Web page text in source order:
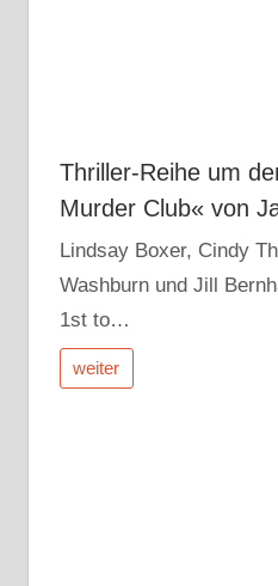
Thriller-Reihe um
Murder Club« von
Lindsay Boxer, Cindy
Washburn und Jill
1st to…
weiter